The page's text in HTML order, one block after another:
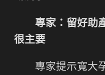
專家：留好助
很主要
專家提示寬大